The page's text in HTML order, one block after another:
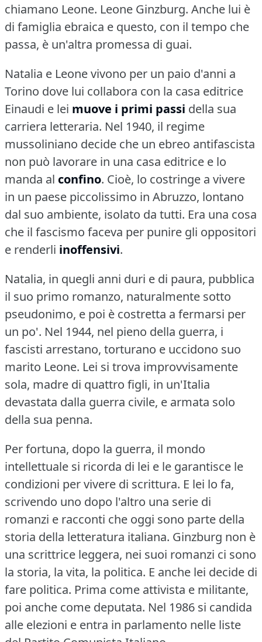
chiamano Leone. Leone Ginzburg. Anche lui è
di famiglia ebraica e questo, con il tempo che
passa, è un'altra promessa di guai.
Natalia e Leone vivono per un paio d'anni a
Torino dove lui collabora con la casa editrice
Einaudi e lei muove i primi passi della sua
carriera letteraria. Nel 1940, il regime
mussoliniano decide che un ebreo antifascista
non può lavorare in una casa editrice e lo
manda al confino. Cioè, lo costringe a vivere
in un paese piccolissimo in Abruzzo, lontano
dal suo ambiente, isolato da tutti. Era una cosa
che il fascismo faceva per punire gli oppositori
e renderli inoffensivi.
Natalia, in quegli anni duri e di paura, pubblica
il suo primo romanzo, naturalmente sotto
pseudonimo, e poi è costretta a fermarsi per
un po'. Nel 1944, nel pieno della guerra, i
fascisti arrestano, torturano e uccidono suo
marito Leone. Lei si trova improvvisamente
sola, madre di quattro figli, in un'Italia
devastata dalla guerra civile, e armata solo
della sua penna.
Per fortuna, dopo la guerra, il mondo
intellettuale si ricorda di lei e le garantisce le
condizioni per vivere di scrittura. E lei lo fa,
scrivendo uno dopo l'altro una serie di
romanzi e racconti che oggi sono parte della
storia della letteratura italiana. Ginzburg non è
una scrittrice leggera, nei suoi romanzi ci sono
la storia, la vita, la politica. E anche lei decide di
fare politica. Prima come attivista e militante,
poi anche come deputata. Nel 1986 si candida
alle elezioni e entra in parlamento nelle liste